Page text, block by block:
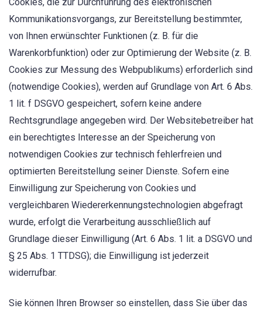
Kommunikationsvorgangs, zur Bereitstellung bestimmter,
von Ihnen erwünschter Funktionen (z. B. für die
Warenkorbfunktion) oder zur Optimierung der Website (z. B.
Cookies zur Messung des Webpublikums) erforderlich sind
(notwendige Cookies), werden auf Grundlage von Art. 6 Abs.
1 lit. f DSGVO gespeichert, sofern keine andere
Rechtsgrundlage angegeben wird. Der Websitebetreiber hat
ein berechtigtes Interesse an der Speicherung von
notwendigen Cookies zur technisch fehlerfreien und
optimierten Bereitstellung seiner Dienste. Sofern eine
Einwilligung zur Speicherung von Cookies und
vergleichbaren Wiedererkennungstechnologien abgefragt
wurde, erfolgt die Verarbeitung ausschließlich auf
Grundlage dieser Einwilligung (Art. 6 Abs. 1 lit. a DSGVO und
§ 25 Abs. 1 TTDSG); die Einwilligung ist jederzeit
widerrufbar.
Sie können Ihren Browser so einstellen, dass Sie über das